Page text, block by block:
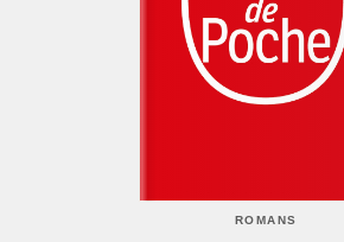
ROMANS